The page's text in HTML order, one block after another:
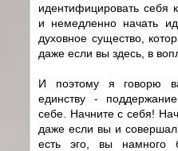
идентифицировать себя
и немедленно начать
духовное существо,
даже если вы здесь, в
И поэтому я говорю
единству -
себе. Начните с себя!
даже если вы и
есть эго, вы